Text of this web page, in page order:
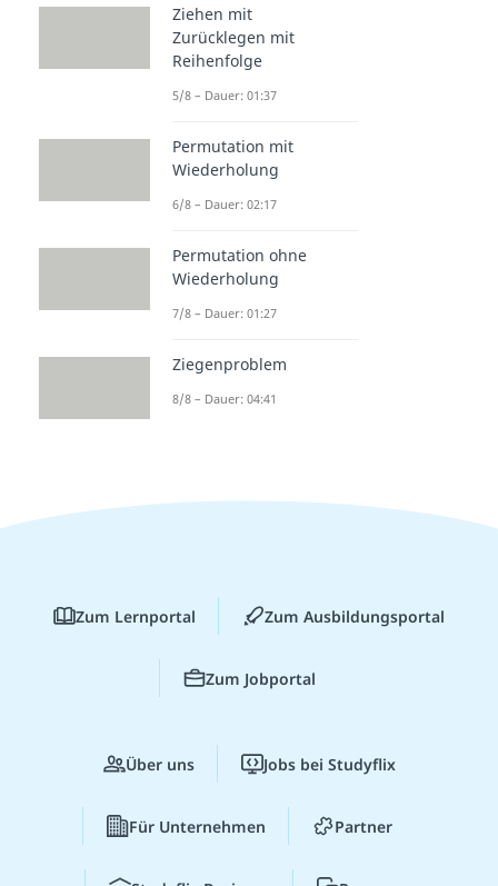
Ziehen mit
Zurücklegen mit
Reihenfolge
5/8 – Dauer: 01:37
Permutation mit
Wiederholung
6/8 – Dauer: 02:17
Permutation ohne
Wiederholung
7/8 – Dauer: 01:27
Ziegenproblem
8/8 – Dauer: 04:41
Zum Lernportal Zum Ausbildungsportal
Zum Jobportal
Über uns Jobs bei Studyflix
Für Unternehmen Partner